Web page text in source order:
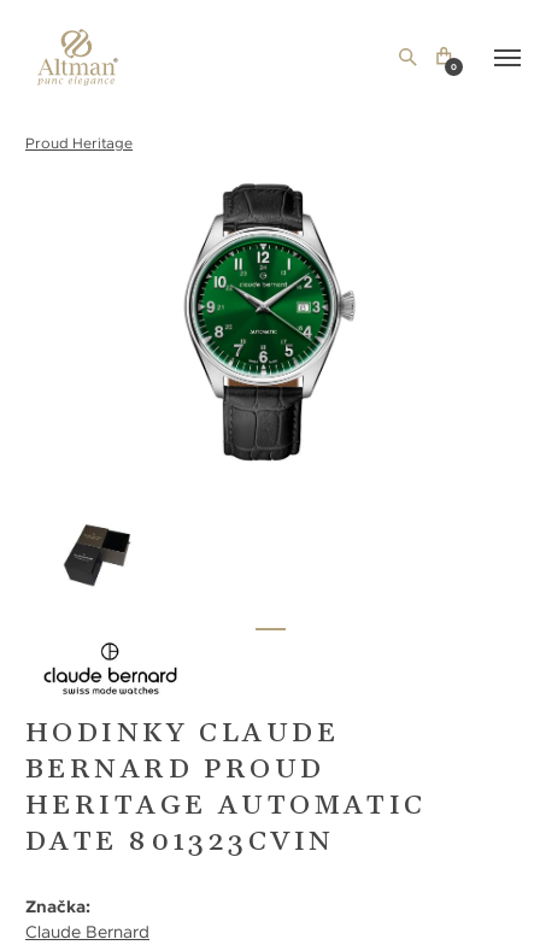
0
Proud Heritage
HODINKY CLAUDE
BERNARD PROUD
HERITAGE AUTOMATIC
DATE 801323CVIN
Značka:
Claude Bernard